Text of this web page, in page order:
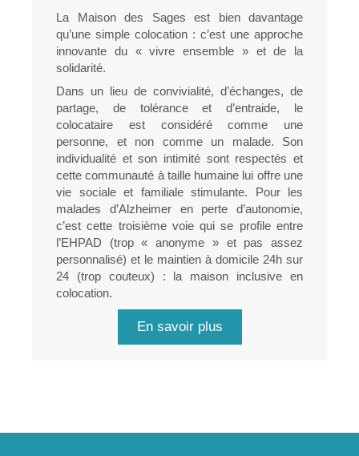
La Maison des Sages est bien davantage
qu’une simple colocation : c’est une approche
innovante du « vivre ensemble » et de la
solidarité.
Dans un lieu de convivialité, d’échanges, de
partage, de tolérance et d’entraide, le
colocataire est considéré comme une
personne, et non comme un malade. Son
individualité et son intimité sont respectés et
cette communauté à taille humaine lui offre une
vie sociale et familiale stimulante. Pour les
malades d’Alzheimer en perte d’autonomie,
c’est cette troisième voie qui se profile entre
l’EHPAD (trop « anonyme » et pas assez
personnalisé) et le maintien à domicile 24h sur
24 (trop couteux) : la maison inclusive en
colocation.
En savoir plus